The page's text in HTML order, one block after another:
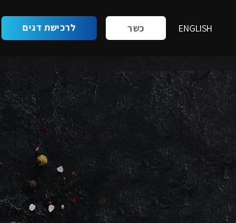
ENGLISH כשר לרכישת דגים